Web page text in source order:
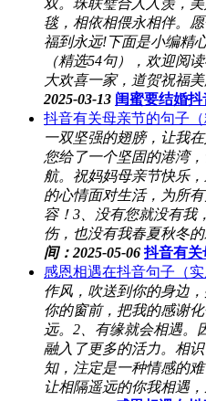
毯，相依相偎永相伴。
福到永远!下面是小编精
（精选54句），欢迎阅
大欢喜一家，道贺祝福
2025-03-13 闺蜜要结婚抖
抖音有关母亲节的句子（
一双坚强的翅膀，让我
您给了一个坚固的港湾
航。祝妈妈母亲节快乐
的心情面对生活，为所
容！3、没有您就没有我
伤，也没有我春夏秋冬
间：2025-05-06 抖音有关
感恩相遇在抖音句子（实
作风，吹送到你的身边
你的窗前，把我的感谢
远。2、有缘就会相遇。
融入了更多的活力。相
知，注定是一种情感的
让相隔遥远的你我相遇